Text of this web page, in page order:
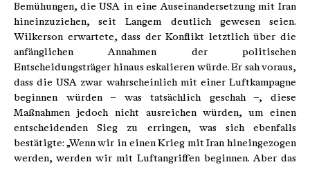
Bemühungen, die USA in eine Auseinandersetzung mit Iran
hineinzuziehen, seit Langem deutlich gewesen seien.
Wilkerson erwartete, dass der Konflikt letztlich über die
anfänglichen Annahmen der politischen
Entscheidungsträger hinaus eskalieren würde. Er sah voraus,
dass die USA zwar wahrscheinlich mit einer Luftkampagne
beginnen würden – was tatsächlich geschah –, diese
Maßnahmen jedoch nicht ausreichen würden, um einen
entscheidenden Sieg zu erringen, was sich ebenfalls
bestätigte: „Wenn wir in einen Krieg mit Iran hineingezogen
werden, werden wir mit Luftangriffen beginnen. Aber das